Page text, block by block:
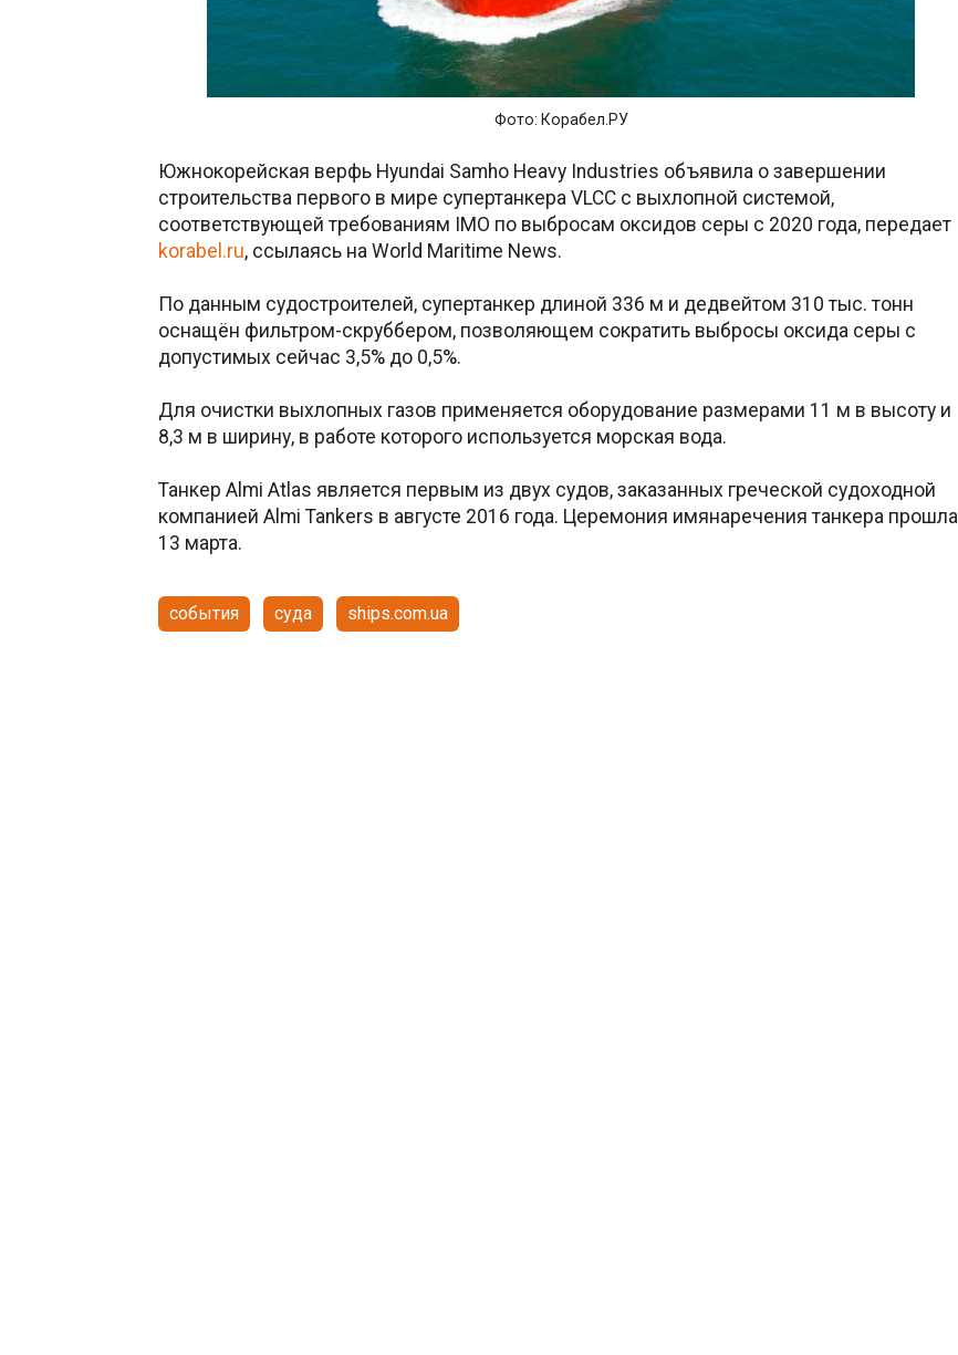
Фото: Корабел.РУ
Южнокорейская верфь Hyundai Samho Heavy Industries объявила о завершении
строительства первого в мире супертанкера VLCC с выхлопной системой,
соответствующей требованиям IMO по выбросам оксидов серы с 2020 года, передает
korabel.ru, ссылаясь на World Maritime News.
По данным судостроителей, супертанкер длиной 336 м и дедвейтом 310 тыс. тонн
оснащён фильтром-скруббером, позволяющем сократить выбросы оксида серы с
допустимых сейчас 3,5% до 0,5%.
Для очистки выхлопных газов применяется оборудование размерами 11 м в высоту и
8,3 м в ширину, в работе которого используется морская вода.
Танкер Almi Atlas является первым из двух судов, заказанных греческой судоходной
компанией Almi Tankers в августе 2016 года. Церемония имянаречения танкера прошла
13 марта.
события суда ships.com.ua